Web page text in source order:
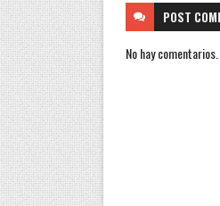
POST
No hay comentarios.